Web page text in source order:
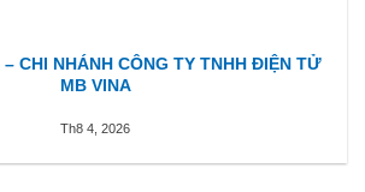
CHI NHÁNH CÔNG TY TNHH ĐIỆN TỬ
MB VINA
Th8 4, 2026